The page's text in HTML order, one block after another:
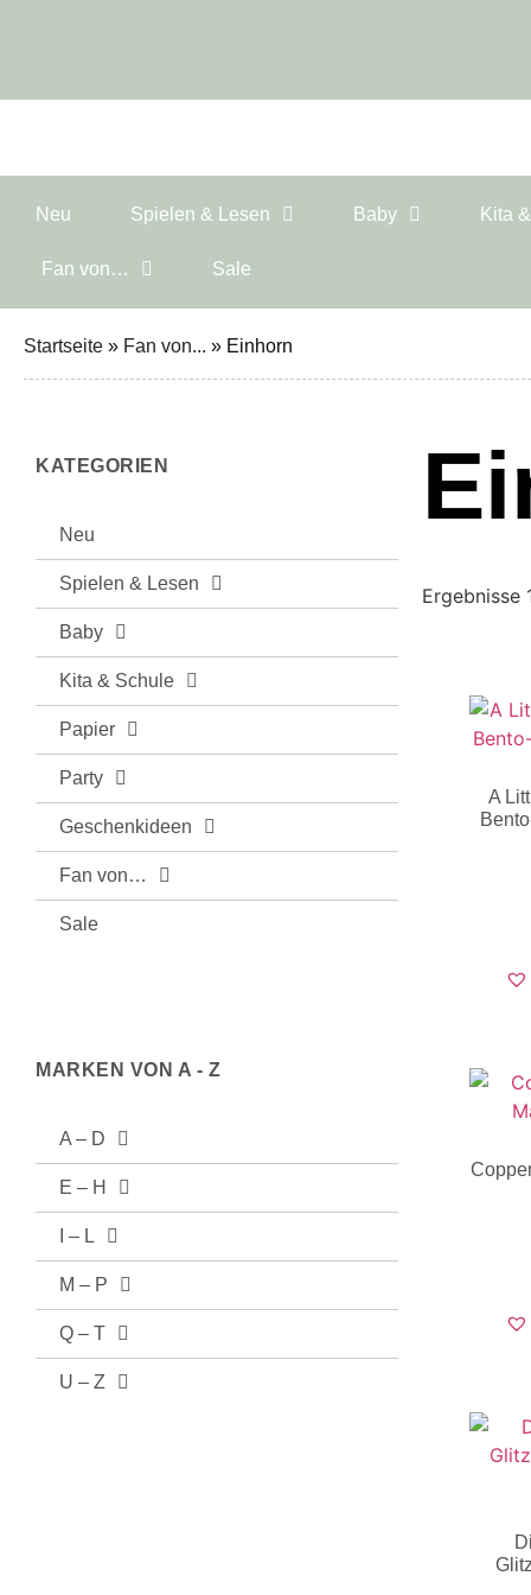
Neu Spielen & Lesen Baby Kita
Fan von… Sale
Startseite » Fan von... » Einhorn
KATEGORIEN
Neu
Spielen & Lesen
Baby
Kita & Schule
Papier
Party
Geschenkideen
Fan von…
Sale
MARKEN VON A - Z
A – D
E – H
I – L
M – P
Q – T
U – Z
Ergebnisse
A